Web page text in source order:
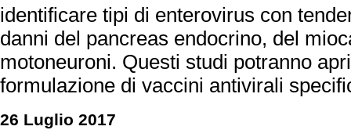
identificare tipi di enterovirus con
danni del pancreas endocrino, del
motoneuroni. Questi studi potranno
formulazione di vaccini antivirali
26 Luglio 2017